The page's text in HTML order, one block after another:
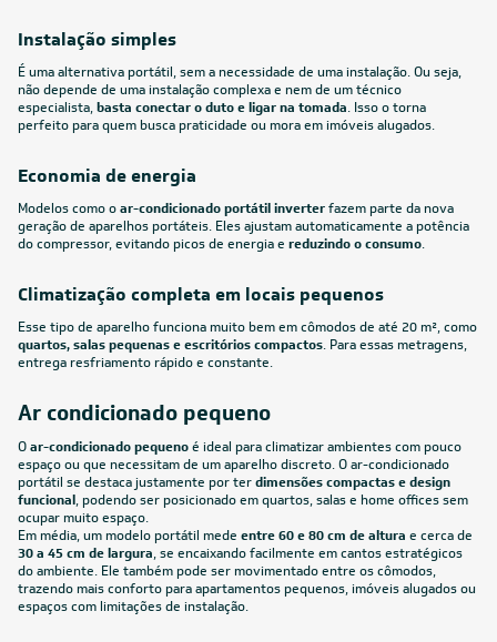
Instalação simples
É uma alternativa portátil, sem a necessidade de uma instalação. Ou seja,
não depende de uma instalação complexa e nem de um técnico
especialista,basta conectar o duto e ligar na tomada. Isso o torna
perfeito para quem busca praticidade ou mora em imóveis alugados.
Economia de energia
Modelos como oar-condicionado portátil inverterfazem parte da nova
geração de aparelhos portáteis. Eles ajustam automaticamente a potência
do compressor, evitando picos de energia e reduzindo o consumo.
Climatização completa em locais pequenos
Esse tipo de aparelho funciona muito bem em cômodos de até 20 m², como
quartos, salas pequenas e escritórios compactos. Para essas metragens,
entrega resfriamento rápido e constante.
Ar condicionado pequeno
Oar-condicionado pequenoé ideal para climatizar ambientes com pouco
espaço ou que necessitam de um aparelho discreto. O ar-condicionado
portátil se destaca justamente por terdimensões compactas e design
funcional, podendo ser posicionado em quartos, salas e home offices sem
ocupar muito espaço.
Em média, um modelo portátil mede entre 60 e 80 cm de altura e cerca de
30 a 45 cm de largura, se encaixando facilmente em cantos estratégicos
do ambiente. Ele também pode ser movimentado entre os cômodos,
trazendo mais conforto para apartamentos pequenos, imóveis alugados ou
espaços com limitações de instalação.